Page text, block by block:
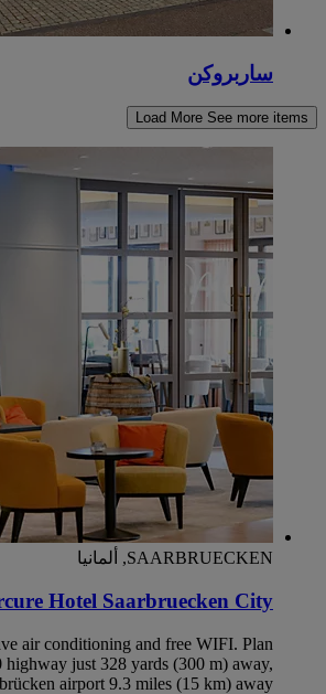
ساربروكن
Load More See more items
SAARBRUECKEN, ألمانيا
Hotel Saarbruecken City
air conditioning and free WIFI. Plan
highway just 328 yards (300 m) away,
airport 9.3 miles (15 km) away.